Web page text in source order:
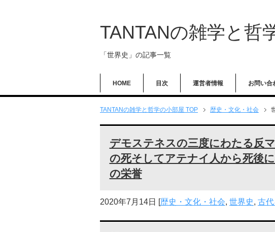
TANTANの雑学と哲
「世界史」の記事一覧
HOME 目次 運営者情報 お問い合
TANTANの雑学と哲学の小部屋 TOP 歴史・文化・社会
デモステネスの三度にわたる反
の死そしてアテナイ人から死後
の栄誉
2020年7月14日 [歴史・文化・社会, 世界史, 古